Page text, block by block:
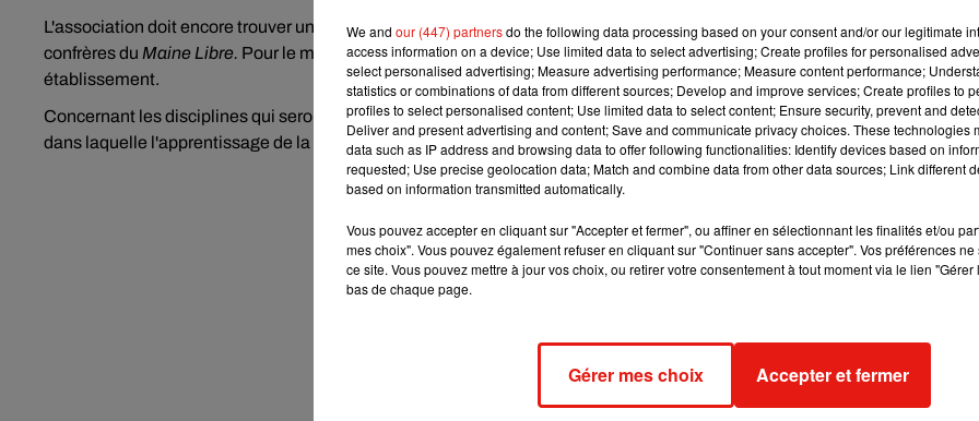
L'association doit encore trouver un lieu où implanter son école primaire, qui accueillerait des enfants de 6 à 11 ans selon
confrères du Maine Libre. Pour le moment, l'association n'a pas obtenu suffisamment de dons financiers pour créer son
établissement.
Concernant les disciplines qui seront enseignées sur place, le collectif est catégorique, il s'agirait d'une école ouverte à
dans laquelle l'apprentissage de la religion musulmane serait optionnel.
We and our (447) partnersdo the following data processing based on your consent and/or our legitimate
access information on a device; Use limited data to select advertising; Create profiles for personalised
select personalised advertising; Measure advertising performance; Measure content performance;
statistics or combinations of data from different sources; Develop and improve services; Create profiles to
profiles to select personalised content; Use limited data to select content; Ensure security, prevent and
Deliver and present advertising and content; Save and communicate privacy choices. These technologies
data such as IP address and browsing data to offer following functionalities: Identify devices based on
requested; Use precise geolocation data; Match and combine data from other data sources; Link different
based on information transmitted automatically.
Vous pouvez accepter en cliquant sur "Accepter et fermer", ou affiner en sélectionnant les finalités et/ou
mes choix". Vous pouvez également refuser en cliquant sur "Continuer sans accepter". Vos préférences
ce site. Vous pouvez mettre à jour vos choix, ou retirer votre consentement à tout moment via le lien
bas de chaque page.
Gérer mes choix Accepter et fermer